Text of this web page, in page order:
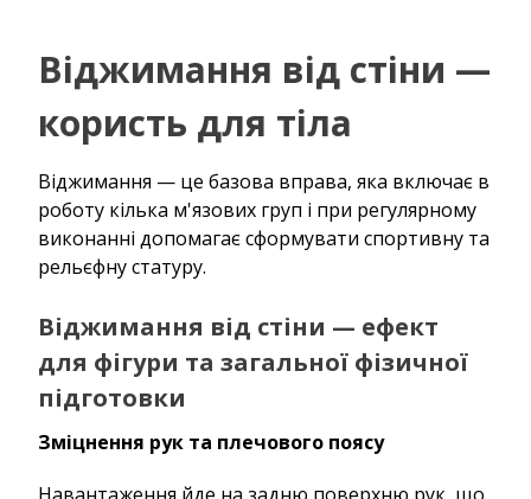
Віджимання від стіни —
користь для тіла
Віджимання — це базова вправа, яка включає в
роботу кілька м'язових груп і при регулярному
виконанні допомагає сформувати спортивну та
рельєфну статуру.
Віджимання від стіни — ефект
для фігури та загальної фізичної
підготовки
Зміцнення рук та плечового поясу